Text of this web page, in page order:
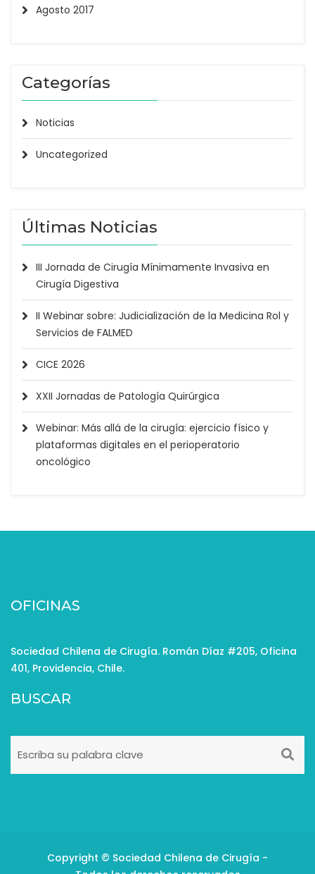
Agosto 2017
Categorías
Noticias
Uncategorized
Últimas Noticias
III Jornada de Cirugía Mínimamente Invasiva en
Cirugía Digestiva
II Webinar sobre: Judicialización de la Medicina Rol y
Servicios de FALMED
CICE 2026
XXII Jornadas de Patología Quirúrgica
Webinar: Más allá de la cirugía: ejercicio físico y
plataformas digitales en el perioperatorio
oncológico
OFICINAS
Sociedad Chilena de Cirugía. Román Díaz #205, Oficina
401, Providencia, Chile.
BUSCAR
Copyright © Sociedad Chilena de Cirugía -